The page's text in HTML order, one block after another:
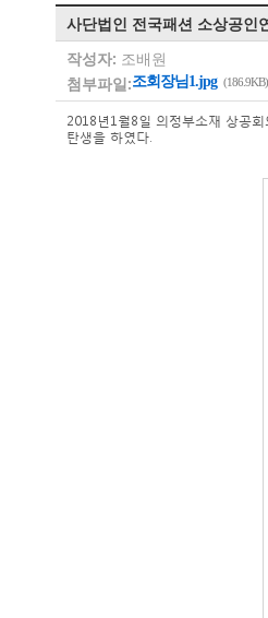
사단법인 전국패션 소상공인
작성자: 조배원
첨부파일:조회장님1.jpg (186.9KB)
2018년1월8일 의정부소재 상공
탄생을 하였다.​